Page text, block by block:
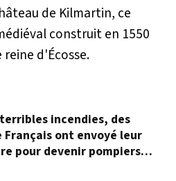
de Kilmartin, ce
construit en 1550
d'Écosse.
incendies, des
Français ont envoyé leur
pour devenir pompiers